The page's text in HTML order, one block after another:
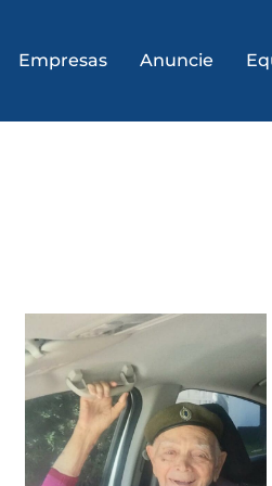
Empresas Anuncie